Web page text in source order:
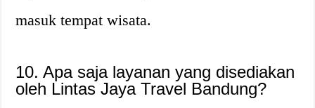
masuk tempat wisata.
10. Apa saja layanan yang disediakan
oleh Lintas Jaya Travel Bandung?